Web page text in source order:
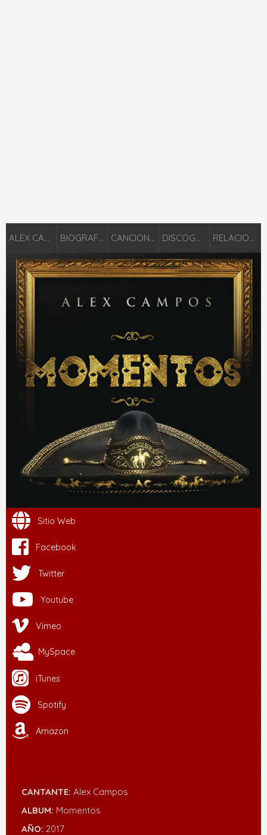
ALEX CAMPOS BIOGRAFÍA CANCIONES DISCOGRAFÍA RELACIONADOS
Sitio Web
Facebook
Twitter
Youtube
Vimeo
MySpace
iTunes
Spotify
Amazon
CANTANTE: Alex Campos
ALBUM: Momentos
AÑO: 2017